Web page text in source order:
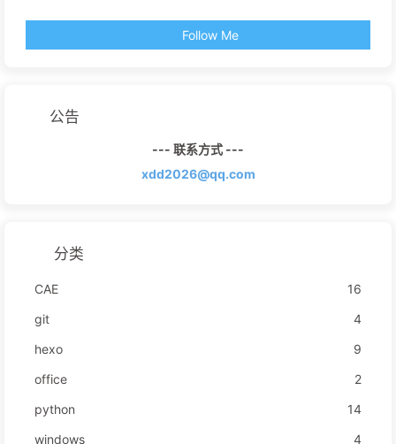
Follow Me
公告
--- 联系方式 ---
xdd2026@qq.com
分类
CAE
16
git
4
hexo
9
office
2
python
14
windows
4